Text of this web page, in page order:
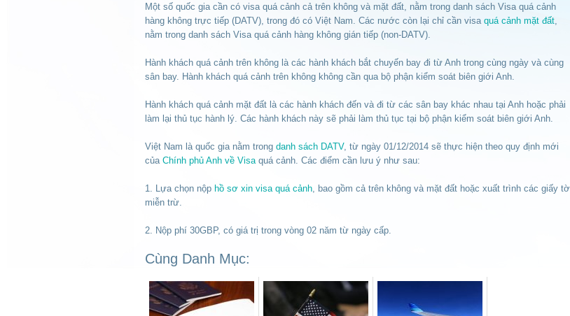
Một số quốc gia cần có visa quá cảnh cả trên không và mặt đất, nằm trong danh sách Visa quá cảnh
hàng không trực tiếp (DATV), trong đó có Việt Nam. Các nước còn lại chỉ cần visa quá cảnh mặt đất
nằm trong danh sách Visa quá cảnh hàng không gián tiếp (non-DATV).
Hành khách quá cảnh trên không là các hành khách bắt chuyến bay đi từ Anh trong cùng ngày và cùng
sân bay. Hành khách quá cảnh trên không không cần qua bộ phận kiểm soát biên giới Anh.
Hành khách quá cảnh mặt đất là các hành khách đến và đi từ các sân bay khác nhau tại Anh hoặc phải
làm lại thủ tục hành lý. Các hành khách này sẽ phải làm thủ tục tại bộ phận kiểm soát biên giới Anh.
Việt Nam là quốc gia nằm trong danh sách DATV, từ ngày 01/12/2014 sẽ thực hiện theo quy định mới
của Chính phủ Anh về Visa quá cảnh. Các điểm cần lưu ý như sau:
1. Lựa chọn nộp hồ sơ xin visa quá cảnh , bao gồm cả trên không và mặt đất hoặc xuất trình các giấy tờ
miễn trừ.
2. Nộp phí 30GBP, có giá trị trong vòng 02 năm từ ngày cấp.
Cùng Danh Mục: